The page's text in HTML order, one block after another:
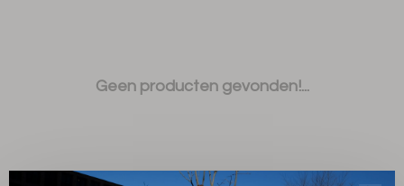
Geen producten gevonden!...